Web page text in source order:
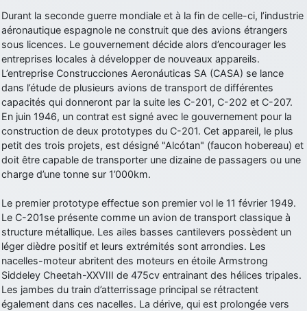
cachée dans les pins: Coucou et excellente année 2026 à tous et
au site!
jericho: Bonne année et tous mes meilleurs voeux à tous pour
2026 !
little boy
: je vous souhaite un bon réveillon pour cette nouvelle
année!
jericho: Merci D9pouces, à mon tour de souhaiter un Joyeux Noël
et de bonnes fêtes de fin d'année.
d9pouces: Joyeux Noël à tous !
comme le Prytanée dans la Sarthe, ça ne peut pas faire de mal !
d9pouces: C'est plutôt après le lycée, voire après une prépa
scientifique, tu as donc encore un peu de temps devant toi
yaellerigolow
: bonjour a tous je suis un élève de première
passionnée par l'aviation militaire , pourrais je savoir que faire après
le lycée pour s'orienter et pouvoir devenir officier de l'armée de l'air?
d9pouces : lesquels, par exemple ?
Durant la seconde guerre mondiale et à la fin de celle-ci, l’industrie
aéronautique espagnole ne construit que des avions étrangers
sous licences. Le gouvernement décide alors d’encourager les
entreprises locales à développer de nouveaux appareils.
L’entreprise Construcciones Aeronáuticas SA (CASA) se lance
dans l’étude de plusieurs avions de transport de différentes
capacités qui donneront par la suite les C-201, C-202 et C-207.
En juin 1946, un contrat est signé avec le gouvernement pour la
construction de deux prototypes du C-201. Cet appareil, le plus
petit des trois projets, est désigné "Alcótan" (faucon hobereau) et
doit être capable de transporter une dizaine de passagers ou une
charge d’une tonne sur 1’000km.
Le premier prototype effectue son premier vol le 11 février 1949.
Le C-201se présente comme un avion de transport classique à
structure métallique. Les ailes basses cantilevers possèdent un
léger dièdre positif et leurs extrémités sont arrondies. Les
nacelles-moteur abritent des moteurs en étoile Armstrong
Siddeley Cheetah-XXVIII de 475cv entrainant des hélices tripales.
Les jambes du train d’atterrissage principal se rétractent
également dans ces nacelles. La dérive, qui est prolongée vers